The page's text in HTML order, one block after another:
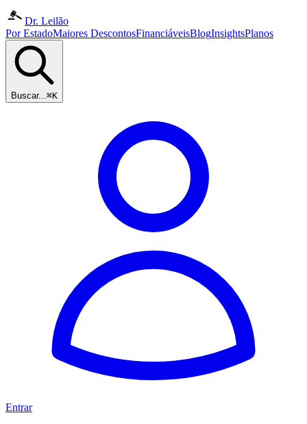
Dr. Leilão
Por EstadoMaiores DescontosFinanciáveisBlogInsightsPlanos
Buscar...⌘K
Entrar